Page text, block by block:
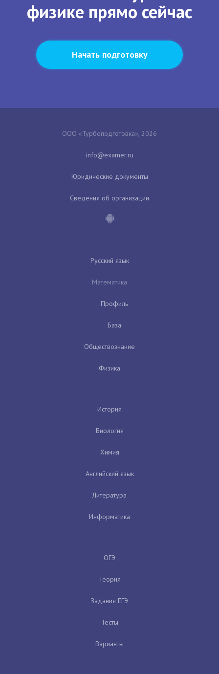
физике прямо сейчас
Начать подготовку
ООО «Турбоподготовка», 2026
Юридические документы
Сведения об организации
Русский язык
Математика
Профиль
База
Обществознание
Физика
История
Биология
Химия
Английский язык
Литература
Информатика
ОГЭ
Теория
Задания ЕГЭ
Тесты
Варианты